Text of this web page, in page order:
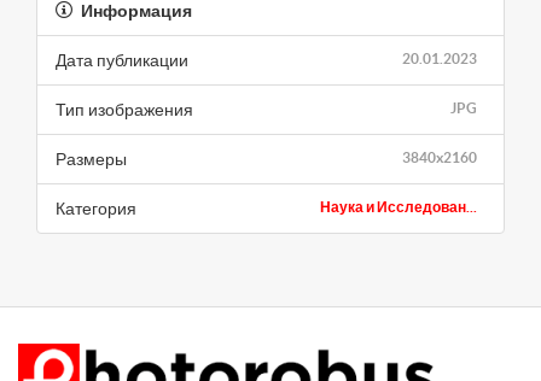
Информация
20.01.2023
Дата публикации
JPG
Тип изображения
3840x2160
Размеры
Наука и Исследован...
Категория